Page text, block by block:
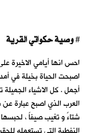
#وصية حكواتي القرية
احس انها أيامي الاخيرة
اصبحت الحياة بخيلة في
أجمل . كل الاشياء
العرب الذي اصبح عبارة
شتاءً و تغيب صيفاً ،